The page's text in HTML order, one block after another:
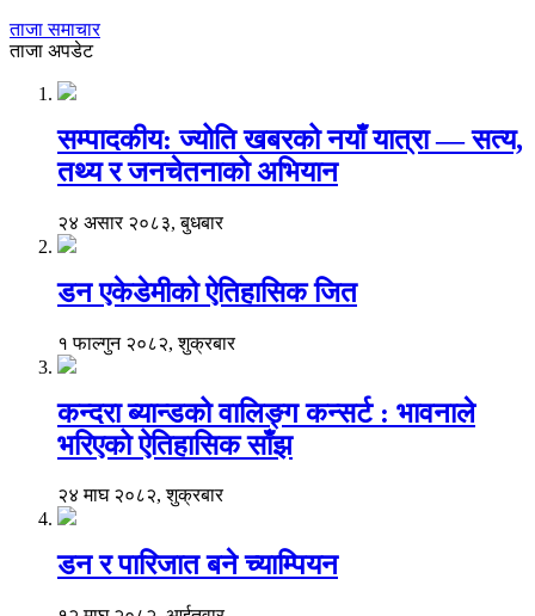
ताजा समाचार
ताजा अपडेट
सम्पादकीय: ज्योति खबरको नयाँ यात्रा — सत्य,
तथ्य र जनचेतनाको अभियान
२४ असार २०८३, बुधबार
डन एकेडेमीको ऐतिहासिक जित
१ फाल्गुन २०८२, शुक्रबार
कन्दरा ब्यान्डको वालिङ्ग कन्सर्ट : भावनाले
भरिएको ऐतिहासिक साँझ
२४ माघ २०८२, शुक्रबार
डन र पारिजात बने च्याम्पियन